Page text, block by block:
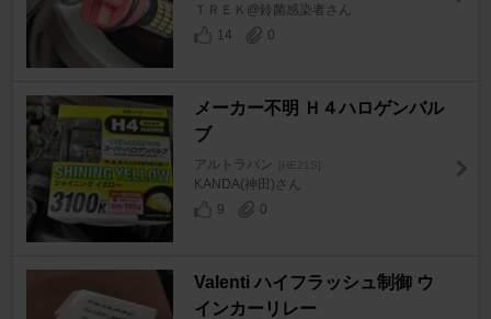
ＴＲＥＫ@鈴菌感染者さん
14
0
メーカー不明 Ｈ４ハロゲンバル
ブ
アルトラパン [HE21S]
KANDA(神田)さん
9
0
Valenti ハイフラッシュ制御 ウ
インカーリレー